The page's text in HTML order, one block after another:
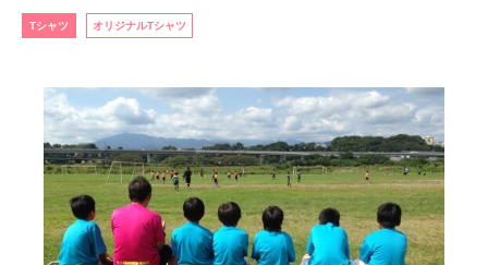
Tシャツ オリジナルTシャツ